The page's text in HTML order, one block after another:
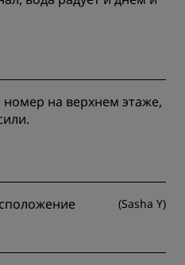
на верхнем этаже,
(Sasha Y)